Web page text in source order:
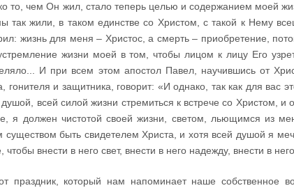
то, чем Он жил, стало теперь целью и содержанием моей
так жили, в таком единстве со Христом, с такой к Нему
жизнь для меня – Христос, а смерть – приобретение,
жизни моей в том, чтобы лицом к лицу Его
И при всем этом апостол Павел, научившись от
гонителя и защитника, говорит: «И однако, так как для
душой, всей силой жизни стремиться к встрече со Христом,
я должен чистотой своей жизни, светом, льющимся из
существом быть свидетелем Христа, и хотя всей душой я
чтобы внести в него свет, внести в него надежду, внести в
праздник, который нам напоминает наше собственное